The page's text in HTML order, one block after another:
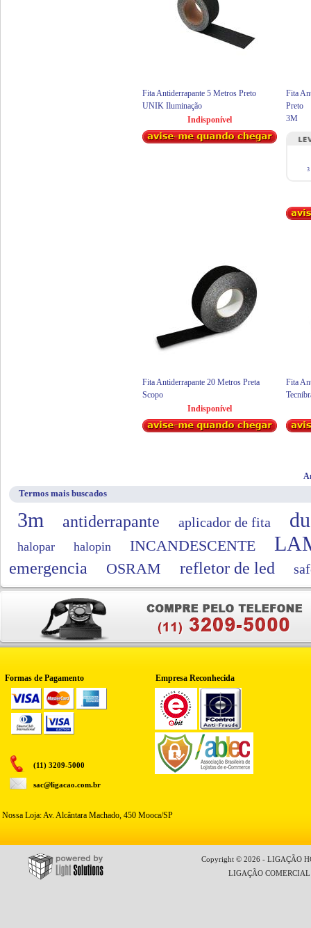
Fita Antiderrapante 5 Metros Preto
UNIK Iluminação
Indisponível
Fita
Preto
3M
3
Fita Antiderrapante 20 Metros Preta
Scopo
Indisponível
Fita
Termos mais buscados
3m antiderrapante aplicador de fita
halopar halopin INCANDESCENTE
emergencia OSRAM refletor de led
Formas de Pagamento Empresa Reconhecida
(11) 3209-5000
sac@ligacao.com.br
Nossa Loja: Av. Alcântara Machado, 450 Mooca/SP
Copyright © 2026 - LIGAÇÃO
LIGAÇÃO